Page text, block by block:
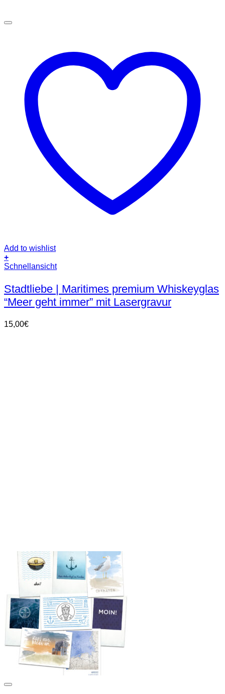
Add to wishlist
+
Schnellansicht
Stadtliebe | Maritimes premium Whiskeyglas
“Meer geht immer” mit Lasergravur
15,00€